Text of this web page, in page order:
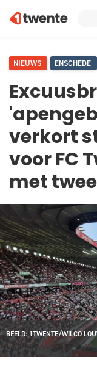
NIEUWS ENSCHEDE
verkort
voor FC
met
BEELD: 1TWENTE/WILCO